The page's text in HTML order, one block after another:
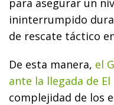
para asegurar un
ininterrumpido
de rescate táctico
De esta manera, el
ante la llegada de El
complejidad de los